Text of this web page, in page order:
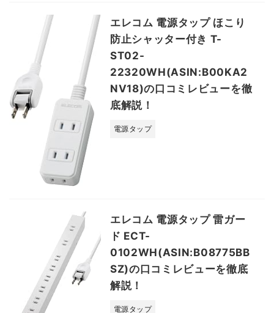
エレコム 電源タップ ほこり
防止シャッター付き T-
ST02-
22320WH(ASIN:B00KA2
NV18)の口コミレビューを徹
底解説！
電源タップ
エレコム 電源タップ 雷ガー
ド ECT-
0102WH(ASIN:B08775BB
SZ)の口コミレビューを徹底
解説！
電源タップ